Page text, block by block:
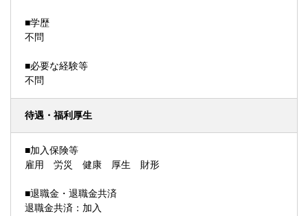
■学歴
不問
■必要な経験等
不問
待遇・福利厚生
■加入保険等
雇用 労災 健康 厚生 財形
■退職金・退職金共済
退職金共済：加入